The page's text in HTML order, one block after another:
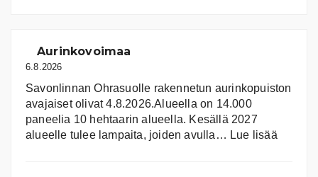
Aurinkovoimaa
6.8.2026
Savonlinnan Ohrasuolle rakennetun aurinkopuiston
avajaiset olivat 4.8.2026.Alueella on 14.000
paneelia 10 hehtaarin alueella. Kesällä 2027
alueelle tulee lampaita, joiden avulla… Lue lisää: